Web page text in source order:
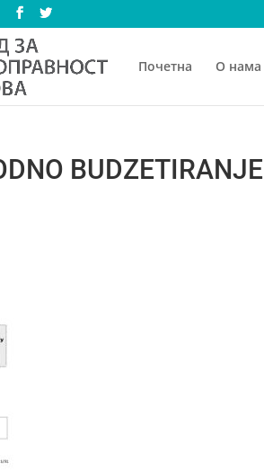
Почетна О нама
BUDZETIRANJE